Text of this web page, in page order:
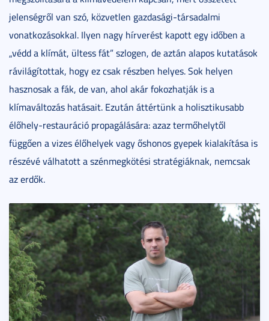
jelenségről van szó, közvetlen gazdasági-társadalmi
vonatkozásokkal. Ilyen nagy hírverést kapott egy időben a
„védd a klímát, ültess fát” szlogen, de aztán alapos kutatások
rávilágítottak, hogy ez csak részben helyes. Sok helyen
hasznosak a fák, de van, ahol akár fokozhatják is a
klímaváltozás hatásait. Ezután áttértünk a holisztikusabb
élőhely-restauráció propagálására: azaz termőhelytől
függően a vizes élőhelyek vagy őshonos gyepek kialakítása is
részévé válhatott a szénmegkötési stratégiáknak, nemcsak
az erdők.